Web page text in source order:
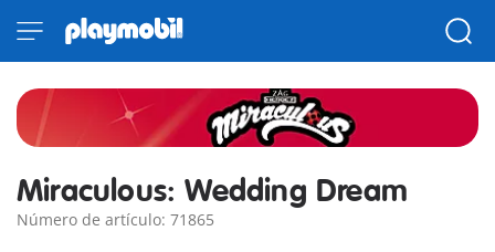
Miraculous: Wedding Dream
Número de artículo: 71865